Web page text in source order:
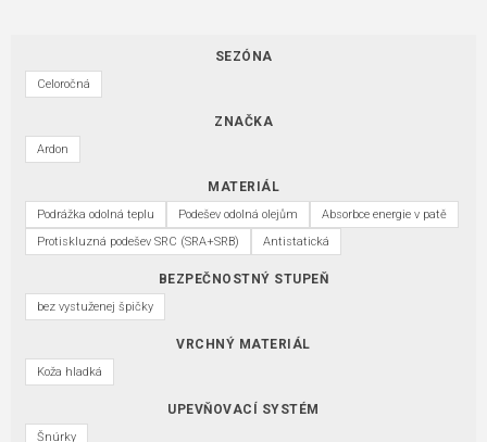
SEZÓNA
Celoročná
ZNAČKA
Ardon
MATERIÁL
Podrážka odolná teplu Podešev odolná olejům
Absorbce energie v patě
Protiskluzná podešev SRC (SRA+SRB)
Antistatická
BEZPEČNOSTNÝ STUPEŇ
bez vystuženej špičky
VRCHNÝ MATERIÁL
Koža hladká
UPEVŇOVACÍ SYSTÉM
Šnúrky